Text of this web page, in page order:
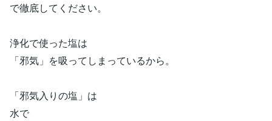
で徹底してください。
浄化で使った塩は
「邪気」を吸ってしまっているから。
「邪気入りの塩」は
水で